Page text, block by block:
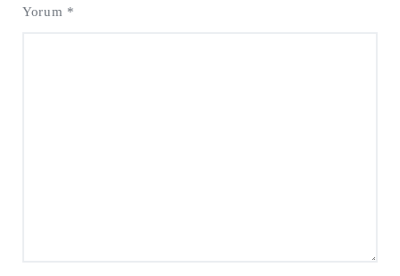
Yorum *